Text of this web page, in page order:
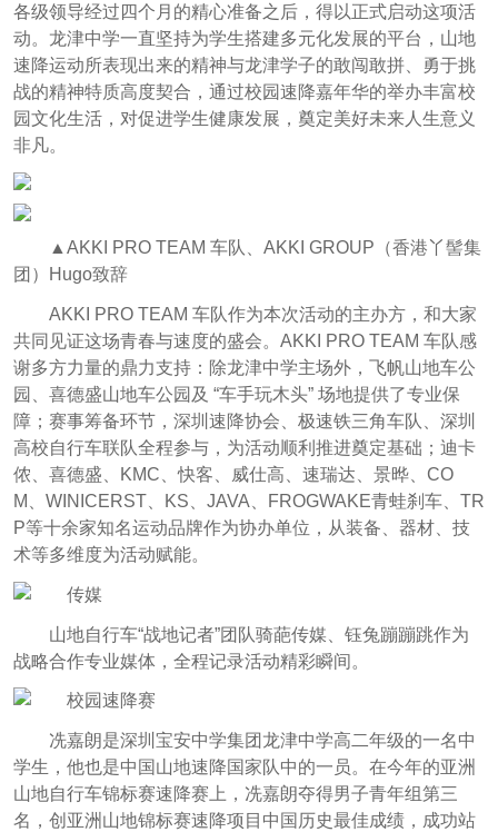
各级领导经过四个月的精心准备之后，得以正式启动这项活
动。龙津中学一直坚持为学生搭建多元化发展的平台，山地
速降运动所表现出来的精神与龙津学子的敢闯敢拼、勇于挑
战的精神特质高度契合，通过校园速降嘉年华的举办丰富校
园文化生活，对促进学生健康发展，奠定美好未来人生意义
非凡。
▲AKKI PRO TEAM 车队、AKKI GROUP（香港丫髻集
团）Hugo致辞
AKKI PRO TEAM 车队作为本次活动的主办方，和大家
共同见证这场青春与速度的盛会。AKKI PRO TEAM 车队感
谢多方力量的鼎力支持：除龙津中学主场外，飞帆山地车公
园、喜德盛山地车公园及 “车手玩木头” 场地提供了专业保
障；赛事筹备环节，深圳速降协会、极速铁三角车队、深圳
高校自行车联队全程参与，为活动顺利推进奠定基础；迪卡
侬、喜德盛、KMC、快客、威仕高、速瑞达、景晔、CO
M、WINICERST、KS、JAVA、FROGWAKE青蛙刹车、TR
P等十余家知名运动品牌作为协办单位，从装备、器材、技
术等多维度为活动赋能。
山地自行车“战地记者”团队骑葩传媒、钰兔蹦蹦跳作为
战略合作专业媒体，全程记录活动精彩瞬间。
冼嘉朗是深圳宝安中学集团龙津中学高二年级的一名中
学生，他也是中国山地速降国家队中的一员。在今年的亚洲
山地自行车锦标赛速降赛上，冼嘉朗夺得男子青年组第三
名，创亚洲山地锦标赛速降项目中国历史最佳成绩，成功站